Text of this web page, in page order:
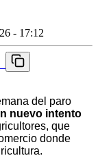
- 17:12
del paro
nuevo intento
que
donde